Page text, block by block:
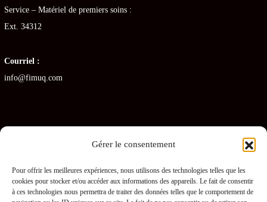
Gérer le consentement
Pour offrir les meilleures expériences, nous utilisons des technologies telles que les
cookies pour stocker et/ou accéder aux informations des appareils. Le fait de consentir
à ces technologies nous permettra de traiter des données telles que le comportement de
Service – Matériel de premiers soins :
Ext. 34312
Courriel :
info@fimuq.com
Articles récents
Combiner la RCR et la PDSB : une formation gagnante pour les CHSLD